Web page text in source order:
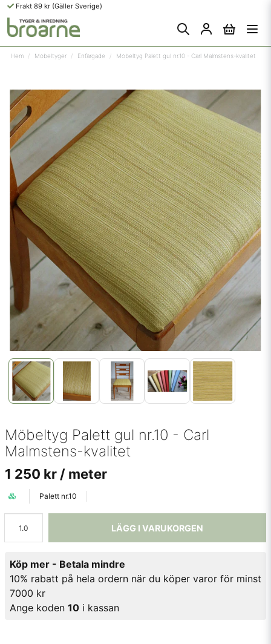
Frakt 89 kr (Gäller Sverige)
Hem Möbeltyger Enfärgade Möbeltyg Palett gul nr.10 - Carl Malmstens-kvalitet
Möbeltyg Palett gul nr.10 - Carl
Malmstens-kvalitet
1 250 kr / meter
Palett nr.10
LÄGG I VARUKORGEN
Köp mer - Betala mindre
10% rabatt på hela ordern när du köper varor för minst
7000 kr
Ange koden 10 i kassan